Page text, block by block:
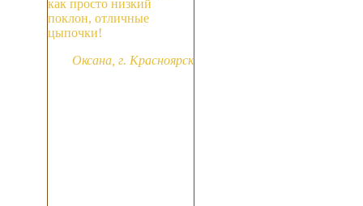
как просто низкий
поклон, отличные
цыпочки!
Оксана, г. Красноярск